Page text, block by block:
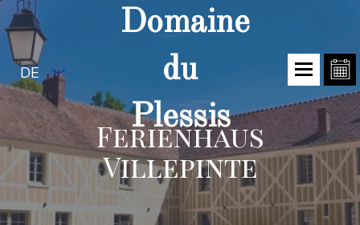
DE
Domaine
du
Plessis
Ferienhaus
Villepinte